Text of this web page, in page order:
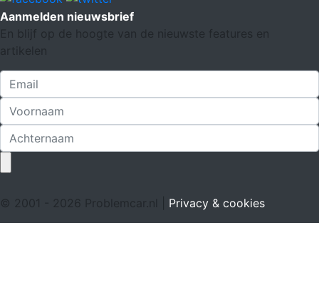
Aanmelden nieuwsbrief
En blijf op de hoogte van de nieuwste features en
artikelen
© 2001 - 2026 Problemcar.nl | Privacy & cookies